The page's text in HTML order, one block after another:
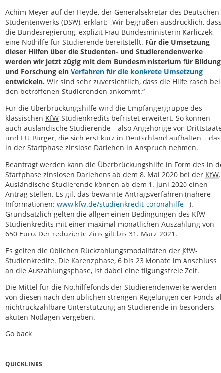
Achim Meyer auf der Heyde, der Generalsekretär des Deutschen
Studentenwerks (DSW), erklärt: „Wir begrüßen ausdrücklich,
die Bundesregierung, explizit Frau Bundesministerin Karliczek,
eine Nothilfe für Studierende bereitstellt. Für die Umsetzung
dieser Hilfen über die Studenten- und Studierendenwerke
werden wir jetzt zügig mit dem Bundesministerium für Bildung
und Forschung einVerfahren für die konkrete Umsetzung
entwickeln. Wir sind sehr zuversichtlich, dass die Hilfe rasch bei
den betroffenen Studierenden ankommt.“
Für die Überbrückungshilfe wird die Empfängergruppe des
klassischen KfW-Studienkredits befristet erweitert. So können
auch ausländische Studierende – also Angehörige von
und EU-Bürger, die sich erst kurz in Deutschland aufhalten – das
in der Startphase zinslose Darlehen in Anspruch nehmen.
Beantragt werden kann die Überbrückungshilfe in Form des in
Startphase zinslosen Darlehens ab dem 8. Mai 2020 bei der KfW.
Ausländische Studierende können ab dem 1. Juni 2020 einen
Antrag stellen. Es gilt das bewährte Antragsverfahren (nähere
Informationen:www.kfw.de/studienkredit-coronahilfe
).
Grundsätzlich gelten die allgemeinen Bedingungen des KfW-
Studienkredits mit einer maximal monatlichen Auszahlung von
650 Euro. Der reduzierte Zins gilt bis 31. März 2021.
Es gelten die üblichen Rückzahlungsmodalitäten der KfW-
Studienkredite. Die Karenzphase, 6 bis 23 Monate im Anschluss
an die Auszahlungsphase, ist dabei eine tilgungsfreie Zeit.
Die Mittel für die Nothilfefonds der Studierendenwerke werden
von diesen nach den üblichen strengen Regelungen der Fonds
nichtrückzahlbare Unterstützung an Studierende in besonders
akuten Notlagen vergeben.
Go back
QUICKLINKS